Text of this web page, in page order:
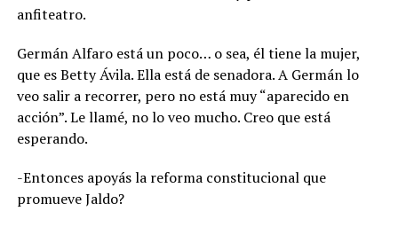
anfiteatro.
Germán Alfaro está un poco… o sea, él tiene la mujer,
que es Betty Ávila. Ella está de senadora. A Germán lo
veo salir a recorrer, pero no está muy “aparecido en
acción”. Le llamé, no lo veo mucho. Creo que está
esperando.
-Entonces apoyás la reforma constitucional que
promueve Jaldo?